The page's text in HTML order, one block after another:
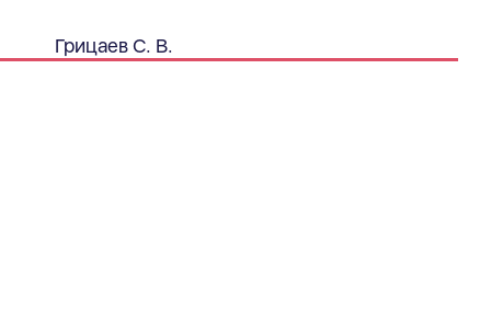
Грицаев С. В.